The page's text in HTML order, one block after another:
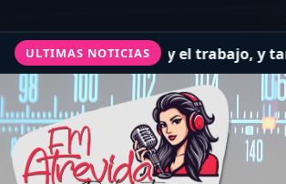
ULTIMAS NOTICIAS
por la salud y el trabajo, y también